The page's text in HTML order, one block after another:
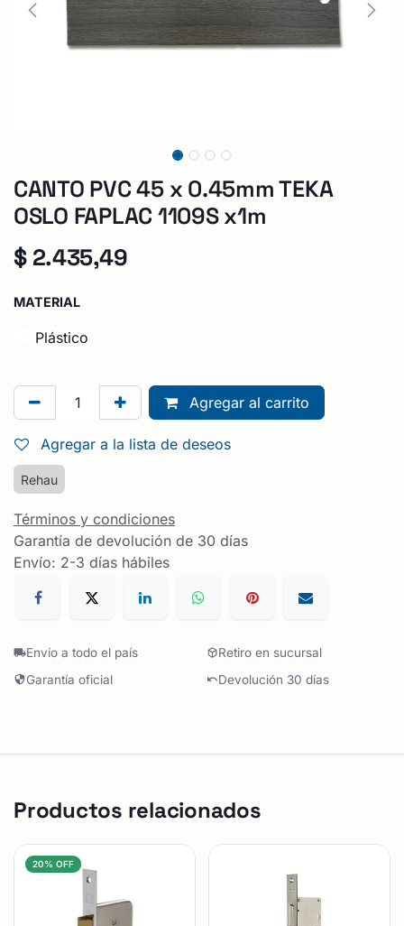
CANTO PVC 45 x 0.45mm TEKA
OSLO FAPLAC 1109S x1m
$ 2.435,49
MATERIAL
Plástico
Agregar al carrito
Agregar a la lista de deseos
Rehau
Términos y condiciones
Garantía de devolución de 30 días
Envío: 2-3 días hábiles
Envío a todo el país
Retiro en sucursal
Garantía oficial
Devolución 30 días
Productos relacionados
20% OFF